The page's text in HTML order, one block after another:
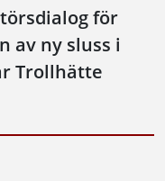
för
av ny sluss i
Trollhätte